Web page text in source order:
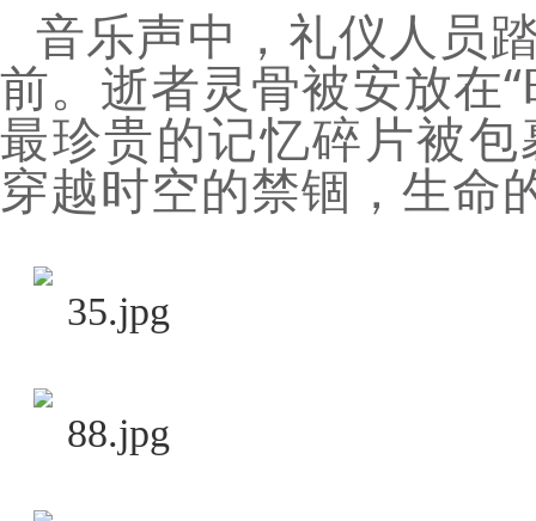
音乐声中，礼仪人员
前。逝者灵骨被安放在
最珍贵的记忆碎片被
穿越时空的禁锢，生命